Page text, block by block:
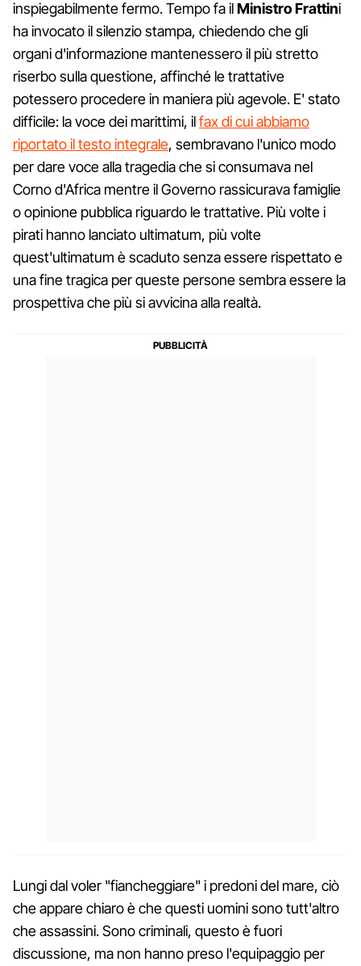
inspiegabilmente fermo. Tempo fa ilMinistro Frattini
ha invocato il silenzio stampa, chiedendo che gli
organi d'informazione mantenessero il più stretto
riserbo sulla questione, affinché le trattative
potessero procedere in maniera più agevole. E' stato
difficile: la voce dei marittimi, ilfax di cui abbiamo
riportato il testo integrale, sembravano l'unico modo
per dare voce alla tragedia che si consumava nel
Corno d'Africa mentre il Governo rassicurava famiglie
o opinione pubblica riguardo le trattative. Più volte i
pirati hanno lanciato ultimatum, più volte
quest'ultimatum è scaduto senza essere rispettato e
una fine tragica per queste persone sembra essere la
prospettiva che più si avvicina alla realtà.
Lungi dal voler "fiancheggiare" i predoni del mare, ciò
che appare chiaro è che questi uomini sono tutt'altro
che assassini. Sono criminali, questo è fuori
discussione, ma non hanno preso l'equipaggio per